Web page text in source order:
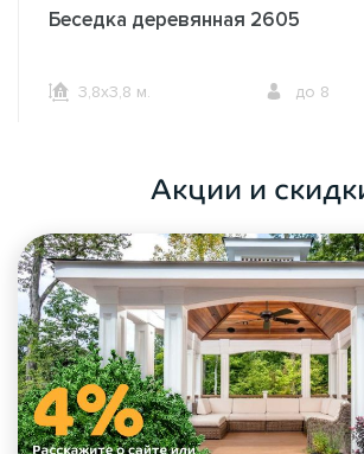
Беседка деревянная 2605
3,8х3,8 м. до 8
Акции и